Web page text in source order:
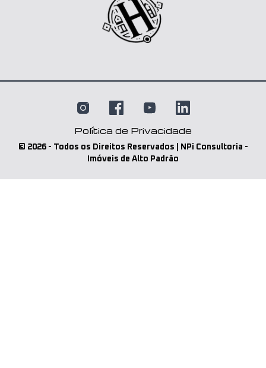
Política de Privacidade
© 2026- Todos os Direitos Reservados | NPi Consultoria -
Imóveis de Alto Padrão